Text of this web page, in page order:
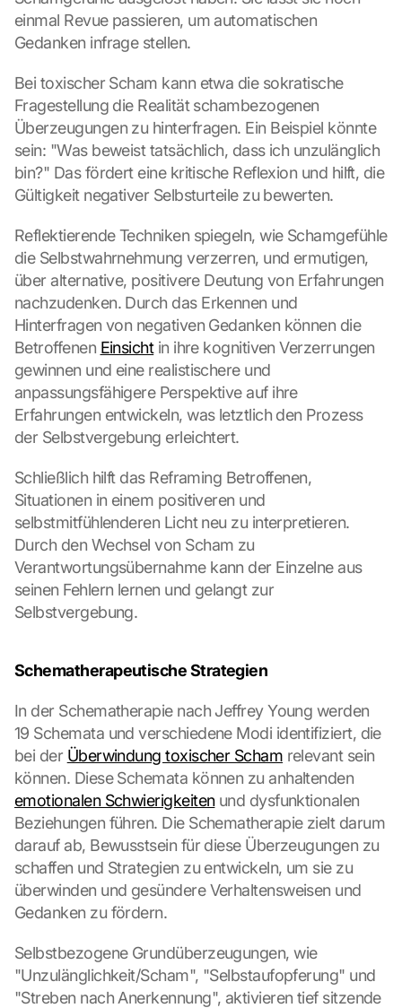
einmal Revue passieren, um automatischen
Gedanken infrage stellen.
Bei toxischer Scham kann etwa die sokratische
Fragestellung die Realität schambezogenen
Überzeugungen zu hinterfragen. Ein Beispiel könnte
sein: "Was beweist tatsächlich, dass ich unzulänglich
bin?" Das fördert eine kritische Reflexion und hilft, die
Gültigkeit negativer Selbsturteile zu bewerten.
Reflektierende Techniken spiegeln, wie Schamgefühle
die Selbstwahrnehmung verzerren, und ermutigen,
über alternative, positivere Deutung von Erfahrungen
nachzudenken. Durch das Erkennen und
Hinterfragen von negativen Gedanken können die
Betroffenen Einsicht in ihre kognitiven Verzerrungen
gewinnen und eine realistischere und
anpassungsfähigere Perspektive auf ihre
Erfahrungen entwickeln, was letztlich den Prozess
der Selbstvergebung erleichtert.
Schließlich hilft das Reframing Betroffenen,
Situationen in einem positiveren und
selbstmitfühlenderen Licht neu zu interpretieren.
Durch den Wechsel von Scham zu
Verantwortungsübernahme kann der Einzelne aus
seinen Fehlern lernen und gelangt zur
Selbstvergebung.
Schematherapeutische Strategien
In der Schematherapie nach Jeffrey Young werden
19 Schemata und verschiedene Modi identifiziert, die
bei der Überwindung toxischer Scham relevant sein
emotionalen Schwierigkeiten und dysfunktionalen
Beziehungen führen. Die Schematherapie zielt darum
darauf ab, Bewusstsein für diese Überzeugungen zu
schaffen und Strategien zu entwickeln, um sie zu
überwinden und gesündere Verhaltensweisen und
Gedanken zu fördern.
Selbstbezogene Grundüberzeugungen, wie
"Unzulänglichkeit/Scham", "Selbstaufopferung" und
"Streben nach Anerkennung", aktivieren tief sitzende